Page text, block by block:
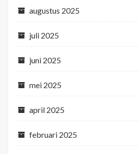
augustus 2025
juli 2025
juni 2025
mei 2025
april 2025
februari 2025